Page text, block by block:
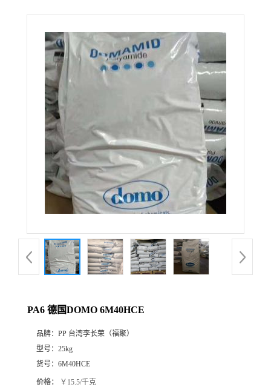
PA6 德国DOMO 6M40HCE
品牌： PP 台湾李长荣（福聚）
型号： 25kg
货号： 6M40HCE
价格： ￥15.5/千克